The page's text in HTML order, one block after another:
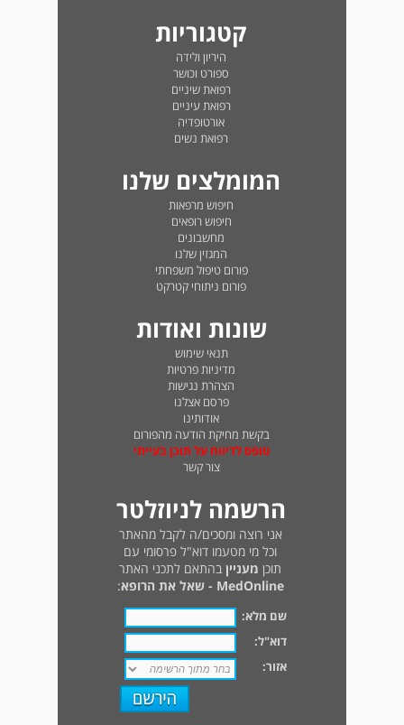
קטגוריות
היריון ולידה
ספורט וכושר
רפואת שיניים
רפואת עיניים
אורטופדיה
רפואת נשים
המומלצים שלנו
חיפוש מרפאות
חיפוש רופאים
מחשבונים
המגזין שלנו
פורום טיפול משפחתי
פורום ניתוחי קטרקט
שונות ואודות
תנאי שימוש
מדיניות פרטיות
הצהרת נגישות
פרסם אצלנו
אודותינו
בקשת מחיקת הודעה מהפורום
טופס לדיווח על תוכן בעייתי
צור קשר
הרשמה לניוזלטר
אני רוצה ומסכים/ה לקבל מהאתר
וכל מי מטעמו דוא"ל פרסומי עם
תוכן מעניין בהתאם לתכני האתר
MedOnline - שאל את הרופא
:
שם מלא:
דוא"ל:
אזור: